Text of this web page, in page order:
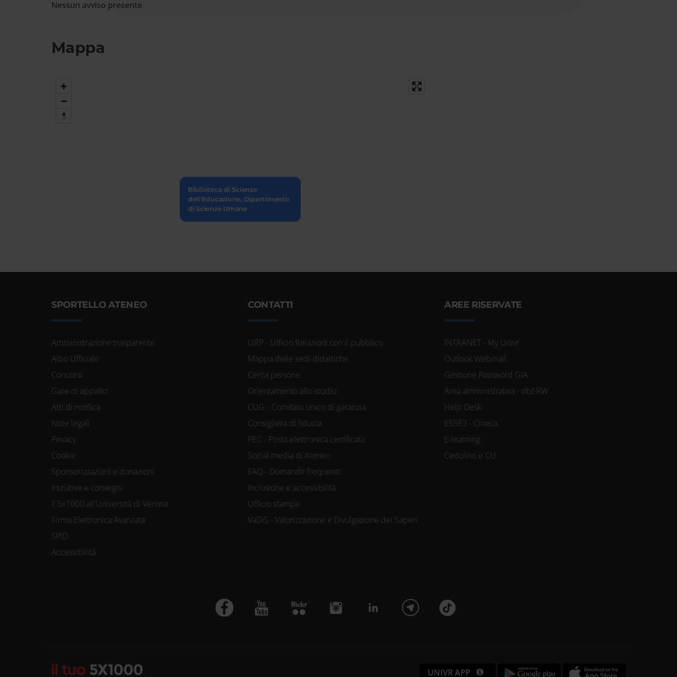
Nessun avviso presente
Mappa
Biblioteca di Scienze
dell'Educazione, Dipartimento
di Scienze Umane
SPORTELLO ATENEO
Amministrazione trasparente
Albo Ufficiale
Concorsi
Gare di appalto
Atti di notifica
Note legali
Privacy
Cookie
Sponsorizzazioni e donazioni
Iniziative e convegni
Il 5x1000 all'Università di Verona
Firma Elettronica Avanzata
SPID
Accessibilità
CONTATTI
URP - Ufficio Relazioni con il pubblico
Mappa delle sedi didattiche
Cerca persone
Orientamento allo studio
CUG - Comitato unico di garanzia
Consigliera di fiducia
PEC - Posta elettronica certificata
Social media di Ateneo
FAQ - Domande frequenti
Inclusione e accessibilità
Ufficio stampa
VaDiS - Valorizzazione e Divulgazione dei Saperi
AREE RISERVATE
INTRANET - My Univr
Outlook Webmail
Gestione Password GIA
Area amministrativa - dbERW
Help Desk
ESSE3 - Cineca
E-learning
Cedolino e CU
UNIVR APP